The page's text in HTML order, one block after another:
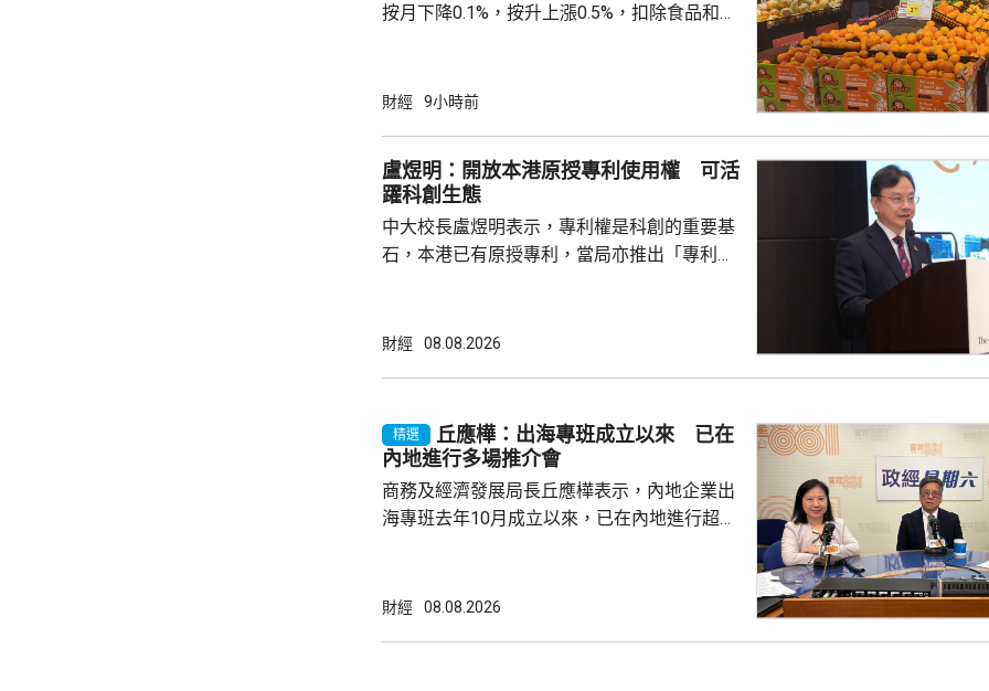
按月下降0.1%，按升上漲0.5%，扣除食品和能
下降0.7%，按年上漲3.5%，漲幅比上月回落
動，令國內汽油價格下降10.7%；而PPI則受
到輸入性因素和季節性因素影響，國內相關...
財經 9小時前
盧煜明：開放本港原授專利使用權 可活
躍科創生態
中大校長盧煜明表示，專利權是科創的重要基
石，本港已有原授專利，當局亦推出「專利
使用，相信會有更多人來港申請專利，活躍本
產出獨角獸企業，必須依賴其他市場，例如大
灣區，及解決專利權方面弱點。盧煜明表示，
中大亦將把握北都帶來的機遇，已向政府提...
財經 08.08.2026
精選
丘應樺：出海專班成立以來 已在
內地進行多場推介會
商務及經濟發展局長丘應樺表示，內地企業出
海專班去年10月成立以來，已在內地進行超過
時，亦已帶同內地及香港企業隨團，簽訂96份
財經 08.08.2026